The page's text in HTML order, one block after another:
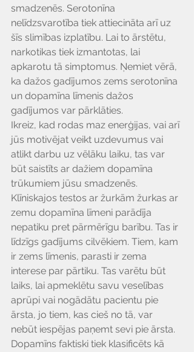
smadzenēs. Serotonīna
nelīdzsvarotība tiek attiecināta arī uz
šīs slimības izplatību. Lai to ārstētu,
narkotikas tiek izmantotas, lai
apkarotu tā simptomus. Ņemiet vērā,
ka dažos gadījumos zems serotonīna
un dopamīna līmenis dažos
gadījumos var pārklāties.
Ikreiz, kad rodas maz enerģijas, vai arī
jūs motivējat veikt uzdevumus vai
atlikt darbu uz vēlāku laiku, tas var
būt saistīts ar dažiem dopamīna
trūkumiem jūsu smadzenēs.
Klīniskajos testos ar žurkām žurkas ar
zemu dopamīna līmeni parādīja
nepatiku pret pārmērīgu barību. Tas ir
līdzīgs gadījums cilvēkiem. Tiem, kam
ir zems līmenis, parasti ir zema
interese par pārtiku. Tas varētu būt
laiks, lai apmeklētu savu veselības
aprūpi vai nogādātu pacientu pie
ārsta, jo tiem, kas cieš no tā, var
nebūt iespējas paņemt sevi pie ārsta.
Dopamīns faktiski tiek klasificēts kā